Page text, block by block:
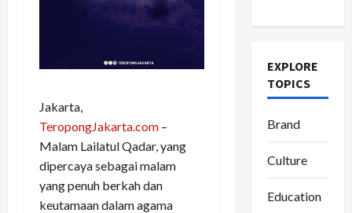
Jakarta,
TeropongJakarta.com –
Malam Lailatul Qadar, yang
dipercaya sebagai malam
yang penuh berkah dan
keutamaan dalam agama
EXPLORE
TOPICS
Brand
Culture
Education